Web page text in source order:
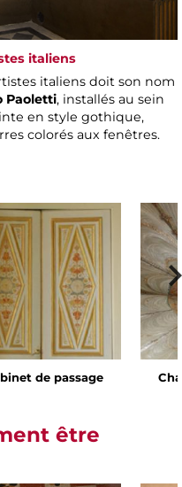
italiens
italiens doit son nom
Paoletti, installés au sein
en style gothique,
colorés aux fenêtres.
de passage
être